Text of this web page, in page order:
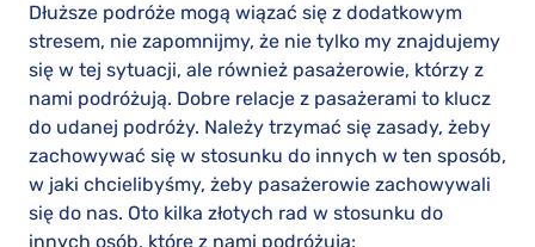
Dłuższe podróże mogą wiązać się z dodatkowym
stresem, nie zapomnijmy, że nie tylko my znajdujemy
się w tej sytuacji, ale również pasażerowie, którzy z
nami podróżują. Dobre relacje z pasażerami to klucz
do udanej podróży. Należy trzymać się zasady, żeby
zachowywać się w stosunku do innych w ten sposób,
w jaki chcielibyśmy, żeby pasażerowie zachowywali
się do nas. Oto kilka złotych rad w stosunku do
innych osób, które z nami podróżują: